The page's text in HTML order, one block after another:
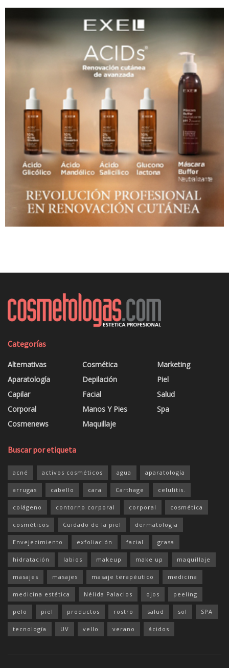
Categorías
Alternativas
Aparatología
Capilar
Corporal
Cosmenews
Cosmética
Depilación
Facial
Manos Y Pies
Maquillaje
Marketing
Piel
Salud
Spa
Buscar por etiqueta
acné activos cosméticos agua aparatología
arrugas cabello cara Carthage celulitis.
colágeno contorno corporal corporal cosmética
cosméticos Cuidado de la piel dermatología
Envejecimiento exfoliación facial grasa
hidratación labios makeup make up maquillaje
masajes masajes masaje terapéutico medicina
medicina estética Nélida Palacios ojos peeling
pelo piel productos rostro salud sol SPA
tecnología UV vello verano ácidos